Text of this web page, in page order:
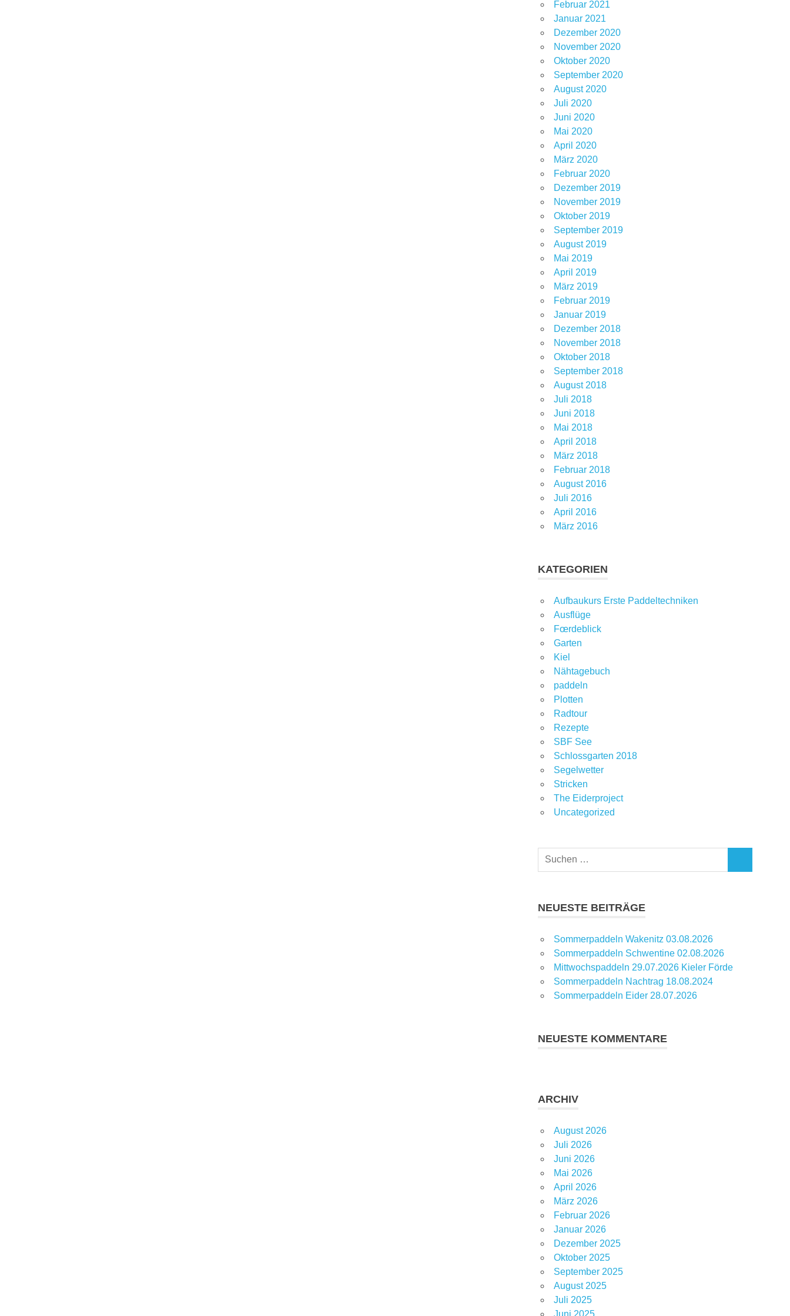
Februar 2021
Januar 2021
Dezember 2020
November 2020
Oktober 2020
September 2020
August 2020
Juli 2020
Juni 2020
Mai 2020
April 2020
März 2020
Februar 2020
Dezember 2019
November 2019
Oktober 2019
September 2019
August 2019
Mai 2019
April 2019
März 2019
Februar 2019
Januar 2019
Dezember 2018
November 2018
Oktober 2018
September 2018
August 2018
Juli 2018
Juni 2018
Mai 2018
April 2018
März 2018
Februar 2018
August 2016
Juli 2016
April 2016
März 2016
KATEGORIEN
Aufbaukurs Erste Paddeltechniken
Ausflüge
Fœrdeblick
Garten
Kiel
Nähtagebuch
paddeln
Plotten
Radtour
Rezepte
SBF See
Schlossgarten 2018
Segelwetter
Stricken
The Eiderproject
Uncategorized
Suchen
NEUESTE BEITRÄGE
Sommerpaddeln Wakenitz 03.08.2026
Sommerpaddeln Schwentine 02.08.2026
Mittwochspaddeln 29.07.2026 Kieler Förde
Sommerpaddeln Nachtrag 18.08.2024
Sommerpaddeln Eider 28.07.2026
NEUESTE KOMMENTARE
ARCHIV
August 2026
Juli 2026
Juni 2026
Mai 2026
April 2026
März 2026
Februar 2026
Januar 2026
Dezember 2025
Oktober 2025
September 2025
August 2025
Juli 2025
Juni 2025